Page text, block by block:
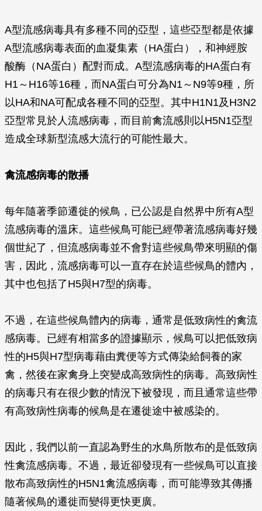
A型流感病毒具有多種不同的亞型，這些亞型都是依據
A型流感病毒表面的血凝集素（HA蛋白），和神經胺
酸酶（NA蛋白）配對而成。A型流感病毒的HA蛋白有
H1～H16等16種，而NA蛋白可分為N1～N9等9種，所
以HA和NA可配成各種不同的亞型。其中H1N1及H3N2
亞型常見於人流感病毒，而目前禽流感則以H5N1亞型
造成全球新型流感大流行的可能性最大。
禽流感病毒的散播
每年隨著季節遷徙的候鳥，已公認是自然界中所有A型
流感病毒的溫床。這些候鳥可能已經帶著流感病毒好幾
個世紀了，但流感病毒並不會對這些候鳥帶來明顯的傷
害，因此，流感病毒可以一直存在於這些候鳥的體內，
其中也包括了H5與H7型的病毒。
不過，在這些候鳥體內的病毒，通常是低致病性的禽流
感病毒。已經有相當多的證據顯示，候鳥可以把低致病
性的H5與H7型病毒藉由糞便等方式傳染給飼養的家
禽，然後在家禽身上突變成高致病性的病毒。高致病性
的病毒只有在很少數的情況下被發現，而且通常這些帶
有高致病性病毒的候鳥是在遷徙途中被感染的。
因此，我們以前一直認為野生的水鳥所散布的是低致病
性禽流感病毒。不過，最近卻發現有一些候鳥可以直接
散布高致病性的H5N1禽流感病毒，而可能導致其傳播
隨著候鳥的遷徙而變得更快更廣。